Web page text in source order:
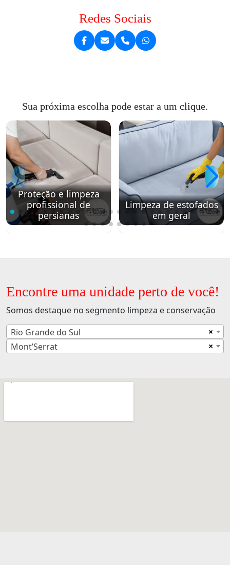
Redes Sociais
Sua próxima escolha pode estar a um clique.
Proteção e limpeza
profissional de
persianas
Limpeza de estofados
em geral
Encontre uma unidade perto de você!
Somos destaque no segmento limpeza e conservação
×
Rio Grande do Sul
×
Mont’Serrat